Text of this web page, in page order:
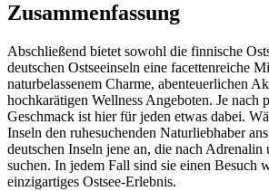
Zusammenfassung
Abschließend bietet sowohl die finnische
deutschen Ostseeinseln eine facettenreiche
naturbelassenem Charme, abenteuerlichen
hochkarätigen Wellness Angeboten. Je nach
Geschmack ist hier für jeden etwas dabei.
Inseln den ruhesuchenden Naturliebhaber
deutschen Inseln jene an, die nach Adrenalin
suchen. In jedem Fall sind sie einen Besuch
einzigartiges Ostsee-Erlebnis.